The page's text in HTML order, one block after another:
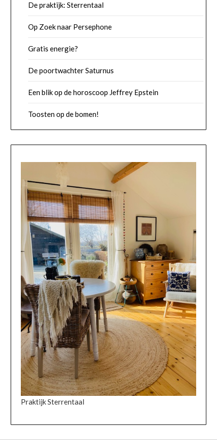
De praktijk: Sterrentaal
Op Zoek naar Persephone
Gratis energie?
De poortwachter Saturnus
Een blik op de horoscoop Jeffrey Epstein
Toosten op de bomen!
Praktijk Sterrentaal